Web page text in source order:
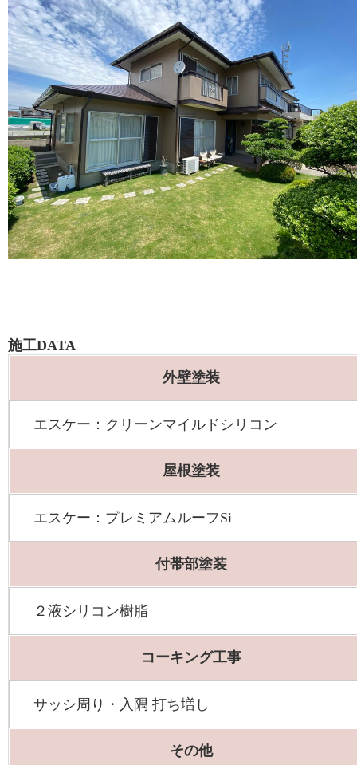
施工DATA
外壁塗装
エスケー：クリーンマイルドシリコン
屋根塗装
エスケー：プレミアムルーフSi
付帯部塗装
２液シリコン樹脂
コーキング工事
サッシ周り・入隅 打ち増し
その他